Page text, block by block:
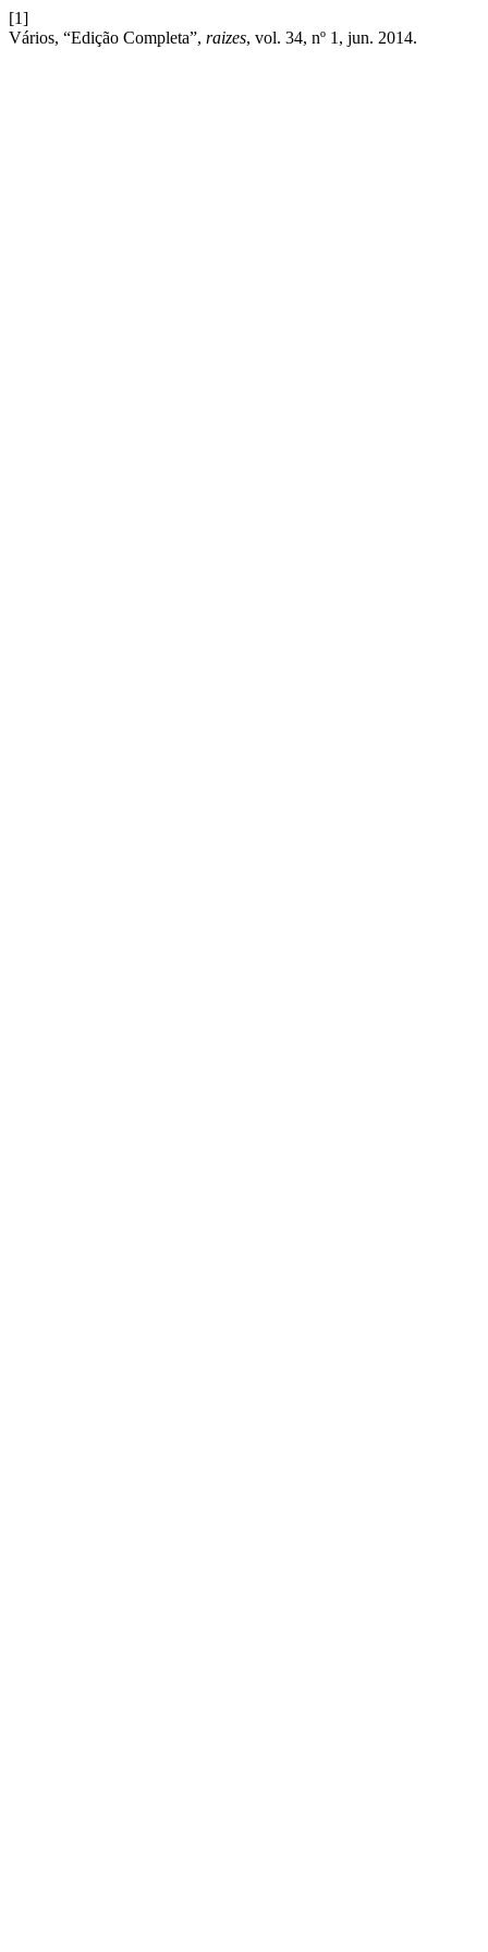
[1]
Vários, “Edição Completa”, raizes, vol. 34, nº 1, jun. 2014.